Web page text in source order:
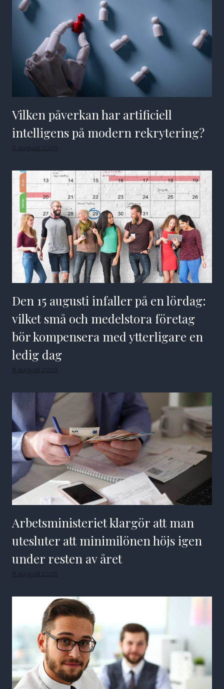
Vilken påverkan har artificiell
intelligens på modern rekrytering?
8 augusti 2026
Den 15 augusti infaller på en lördag:
vilket små och medelstora företag
bör kompensera med ytterligare en
ledig dag
8 augusti 2026
Arbetsministeriet klargör att man
utesluter att minimilönen höjs igen
under resten av året
8 augusti 2026